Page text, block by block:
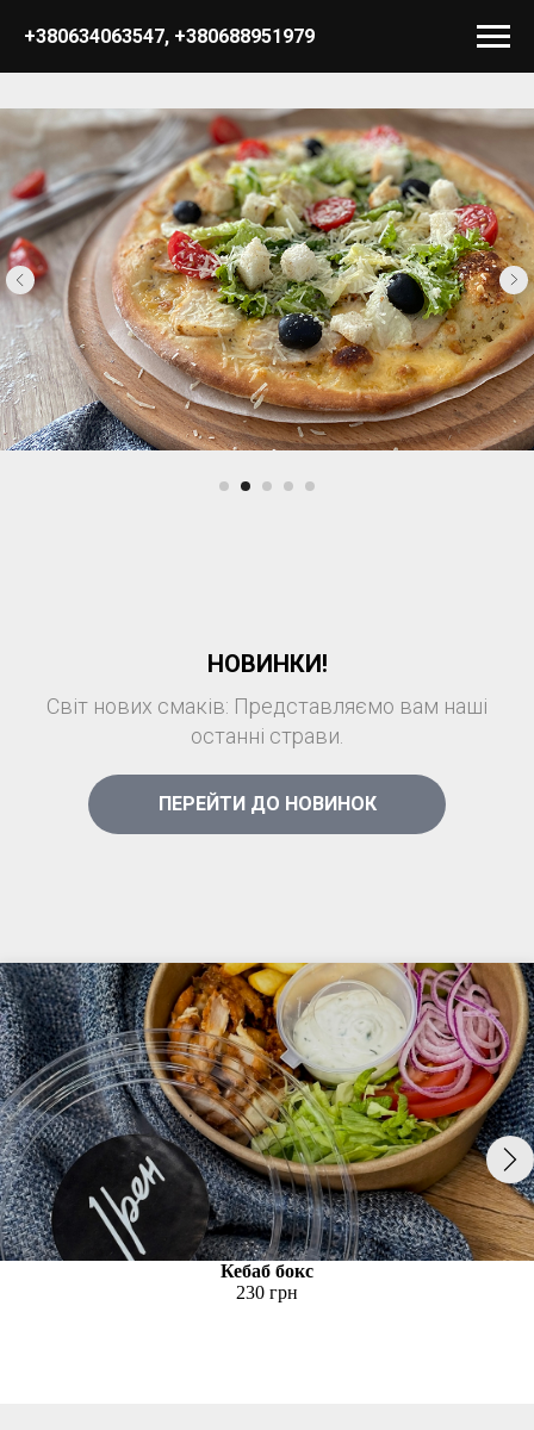
+380634063547, +380688951979
НОВИНКИ!
Світ нових смаків: Представляємо вам наші
останні страви.
ПЕРЕЙТИ ДО НОВИНОК
Кебаб бокс
230 грн